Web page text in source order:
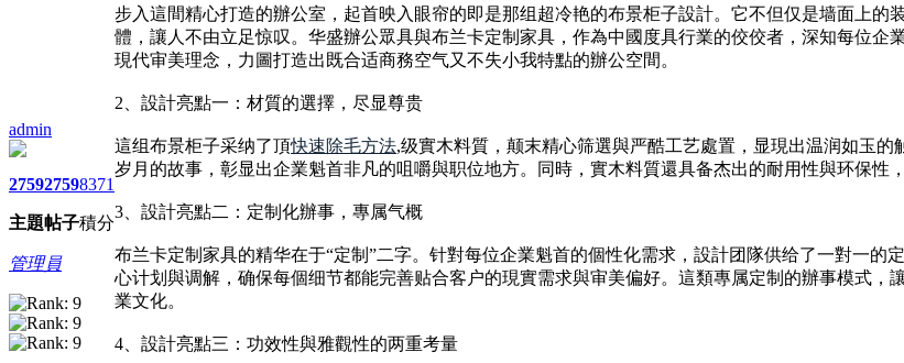
admin
2759
主題
2759
帖子
8371
積分
管理員
步入這間精心打造的辦公室，起首映入眼帘的即是那组超冷艳的布景柜子設計。它不但仅是墙面上的
體，讓人不由立足惊叹。华盛辦公眾具與布兰卡定制家具，作為中國度具行業的佼佼者，深知每位
現代审美理念，力圖打造出既合适商務空气又不失小我特點的辦公空間。
2、設計亮點一：材質的選擇，尽显尊贵
這组布景柜子采纳了頂快速除毛方法,级實木料質，颠末精心筛選與严酷工艺處置，显現出温润如玉
岁月的故事，彰显出企業魁首非凡的咀嚼與职位地方。同時，實木料質還具备杰出的耐用性與环保性
3、設計亮點二：定制化辦事，專属气概
布兰卡定制家具的精华在于“定制”二字。针對每位企業魁首的個性化需求，設計团隊供给了一對一
心计划與调解，确保每個细节都能完善贴合客户的現實需求與审美偏好。這類專属定制的辦事模式
業文化。
4、設計亮點三：功效性與雅觀性的两重考量